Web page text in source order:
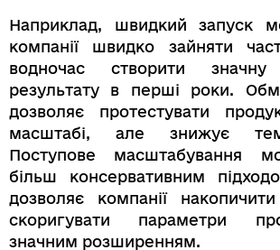
Наприклад, швидкий запуск
компанії швидко зайняти
водночас створити значну
результату в перші роки.
дозволяє протестувати
масштабі, але знижує
Поступове масштабування
більш консервативним
дозволяє компанії
скоригувати параметри
значним розширенням.